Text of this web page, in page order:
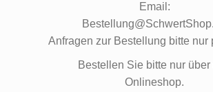
Email:
Anfragen zur Bestellung bitte nur
Bestellen Sie bitte nur über
Onlineshop.